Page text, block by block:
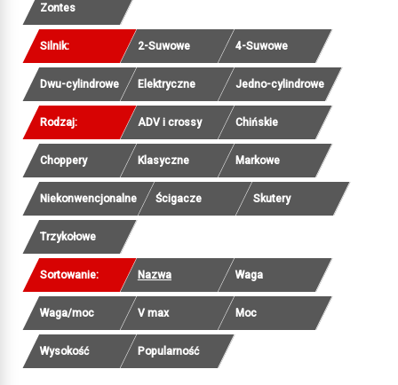
Zontes
Silnik: 2-Suwowe 4-Suwowe
Dwu-cylindrowe Elektryczne Jedno-cylindrowe
Rodzaj: ADV i crossy Chińskie
Choppery Klasyczne Markowe
Niekonwencjonalne Ścigacze Skutery
Trzykołowe
Sortowanie: Nazwa Waga
Waga/moc V max Moc
Wysokość Popularność